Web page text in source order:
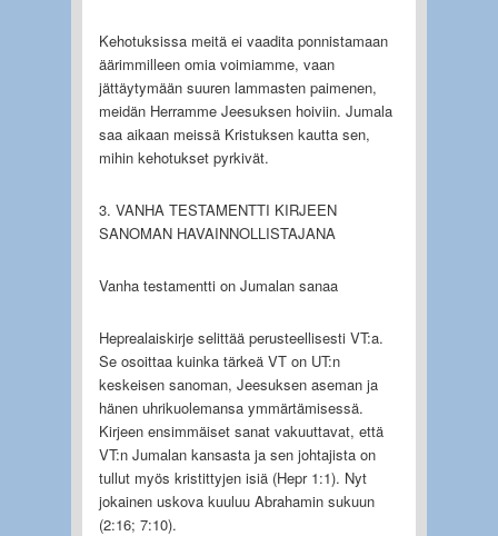
Kehotuksissa meitä ei vaadita ponnistamaan
äärimmilleen omia voimiamme, vaan
jättäytymään suuren lammasten paimenen,
meidän Herramme Jeesuksen hoiviin. Jumala
saa aikaan meissä Kristuksen kautta sen,
mihin kehotukset pyrkivät.
3. VANHA TESTAMENTTI KIRJEEN
SANOMAN HAVAINNOLLISTAJANA
Vanha testamentti on Jumalan sanaa
Heprealaiskirje selittää perusteellisesti VT:a.
Se osoittaa kuinka tärkeä VT on UT:n
keskeisen sanoman, Jeesuksen aseman ja
hänen uhrikuolemansa ymmärtämisessä.
Kirjeen ensimmäiset sanat vakuuttavat, että
VT:n Jumalan kansasta ja sen johtajista on
tullut myös kristittyjen isiä (Hepr 1:1). Nyt
jokainen uskova kuuluu Abrahamin sukuun
(2:16; 7:10).